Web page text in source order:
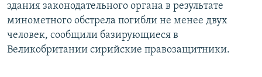
здания законодательного органа в результате
минометного обстрела погибли не менее двух
человек, сообщили базирующиеся в
Великобритании сирийские правозащитники.